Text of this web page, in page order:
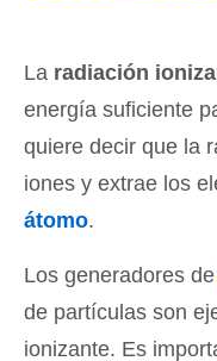
La radiación
energía suficiente
quiere decir que la
iones y extrae los
átomo.
Los generadores de
de partículas son
ionizante. Es